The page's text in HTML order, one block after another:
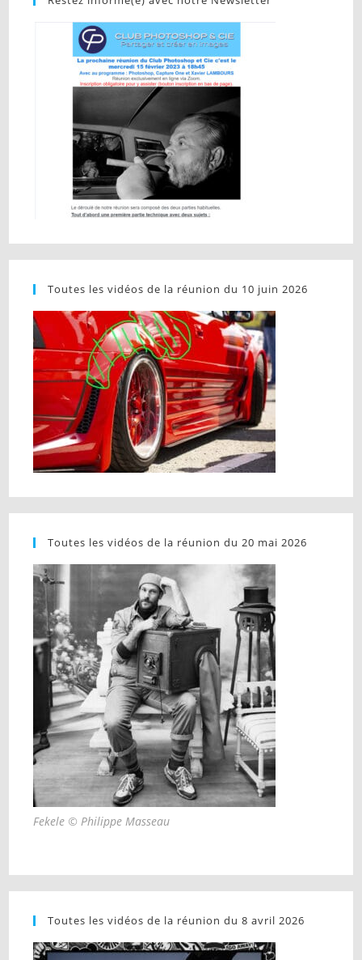
Toutes les vidéos de la réunion du 10 juin 2026
Toutes les vidéos de la réunion du 20 mai 2026
Fekele © Philippe Masseau
Toutes les vidéos de la réunion du 8 avril 2026